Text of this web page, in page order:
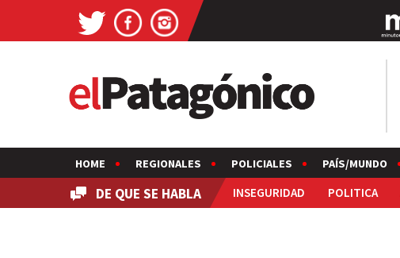
HOME REGIONALES POLICIALES PAÍS/MUNDO
DE QUE SE HABLA INSEGURIDAD POLITICA